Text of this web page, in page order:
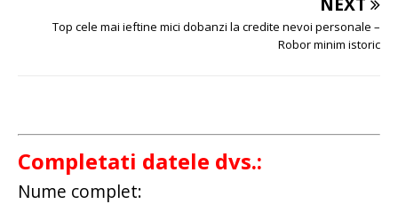
Top cele mai ieftine mici dobanzi la credite nevoi personale –
Robor minim istoric
Completati datele dvs.:
Nume complet: